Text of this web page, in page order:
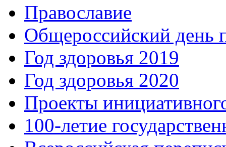
Православие
Общероссийский день
Год здоровья 2019
Год здоровья 2020
Проекты
100-летие